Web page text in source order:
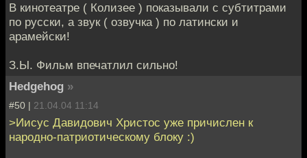
В кинотеатре ( Колизее ) показывали с субтитрами
по русски, а звук ( озвучка ) по латински и
арамейски!
З.Ы. Фильм впечатлил сильно!
Hedgehog »
#50 | 21.04.04 11:14
>Иисус Давидович Христос уже причислен к
народно-патриотическому блоку :)